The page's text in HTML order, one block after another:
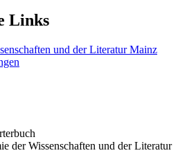
Links
und der Literatur Mainz
der Wissenschaften und der Literatur